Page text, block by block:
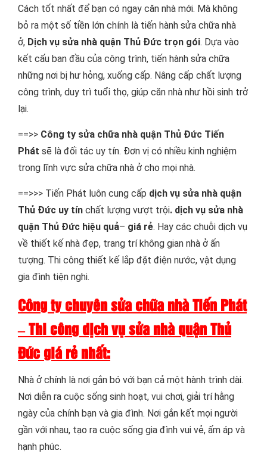
Cách tốt nhất để bạn có ngay căn nhà mới. Mà không
bỏ ra một số tiền lớn chính là tiến hành sửa chữa nhà
ở, Dịch vụ sửa nhà quận Thủ Đức trọn gói. Dựa vào
kết cấu ban đầu của công trình, tiến hành sửa chữa
những nơi bị hư hỏng, xuống cấp. Nâng cấp chất lượng
công trình, duy trì tuổi thọ, giúp căn nhà như hồi sinh trở
lại.
==>> Công ty sửa chữa nhà quận Thủ Đức Tiến
Phát sẽ là đối tác uy tín. Đơn vị có nhiều kinh nghiệm
trong lĩnh vực sửa chữa nhà ở cho mọi nhà.
==>>> Tiến Phát luôn cung cấp dịch vụ sửa nhà quận
Thủ Đức uy tín chất lượng vượt trội. dịch vụ sửa nhà
quận Thủ Đức hiệu quả– giá rẻ. Hay các chuỗi dịch vụ
về thiết kế nhà đẹp, trang trí không gian nhà ở ấn
tượng. Thi công thiết kế lắp đặt điện nước, vật dụng
gia đình tiện nghi.
Công ty chuyên sửa chữa nhà Tiến Phát
– Thi công dịch vụ sửa nhà quận Thủ
Đức giá rẻ nhất:
Nhà ở chính là nơi gắn bó với bạn cả một hành trình dài.
Nơi diễn ra cuộc sống sinh hoạt, vui chơi, giải trí hằng
ngày của chính bạn và gia đình. Nơi gắn kết mọi người
gần với nhau, tạo ra cuộc sống gia đình vui vẻ, ấm áp và
hạnh phúc.